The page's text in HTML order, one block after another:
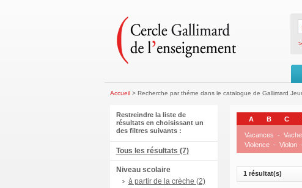
Accueil> Recherche par théme dans le catalogue de Gallimard
Restreindre la liste de
résultats en choisissant un
des filtres suivants :
Tous les résultats (7)
Niveau scolaire
à partir de la crèche (2)
A B C
Vacances - Vache
Violence - Violon -
1 résultat(s)